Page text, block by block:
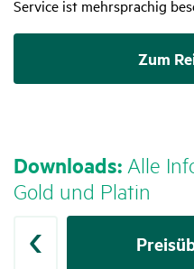
Service ist mehrsprachig
Zum
Down­loads: Alle
Gold und Platin